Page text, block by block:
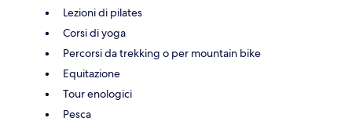
Lezioni di pilates
Corsi di yoga
Percorsi da trekking o per mountain bike
Equitazione
Tour enologici
Pesca